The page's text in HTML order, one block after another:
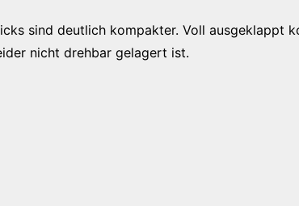
sind deutlich kompakter. Voll ausgeklappt
nicht drehbar gelagert ist.